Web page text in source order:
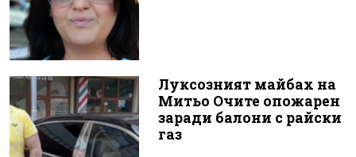
Луксозният майбах на
Митьо Очите опожарен
заради балони с райски
газ